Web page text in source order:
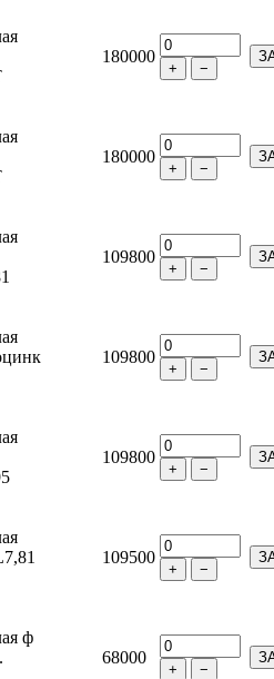
180000
+ −
180000
+ −
109800
+ −
109800
+ −
109800
+ −
109500
+ −
ф
68000
+ −